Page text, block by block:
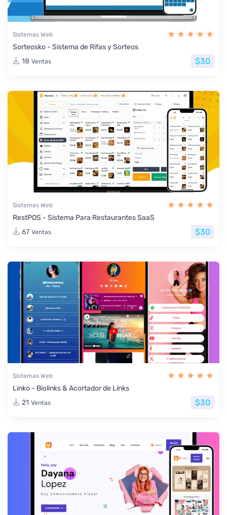
Sistemas Web
Sorteosko - Sistema de Rifas y Sorteos
18 Ventas $30
Sistemas Web
RestPOS - Sistema Para Restaurantes SaaS
67 Ventas $30
Sistemas Web
Linko - Biolinks & Acortador de Links
21 Ventas $30